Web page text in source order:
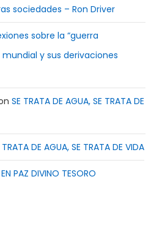
sociedades – Ron Driver
sobre la “guerra
y sus derivaciones
SE TRATA DE AGUA, SE TRATA DE
TRATA DE AGUA, SE TRATA DE VIDA
PAZ DIVINO TESORO